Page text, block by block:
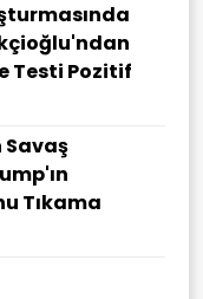
Testi Pozitif
Tıkama